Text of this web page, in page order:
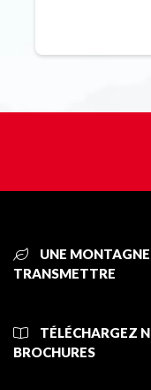
UNE
TRANSMETTRE
TÉLÉCHARGEZ
BROCHURES